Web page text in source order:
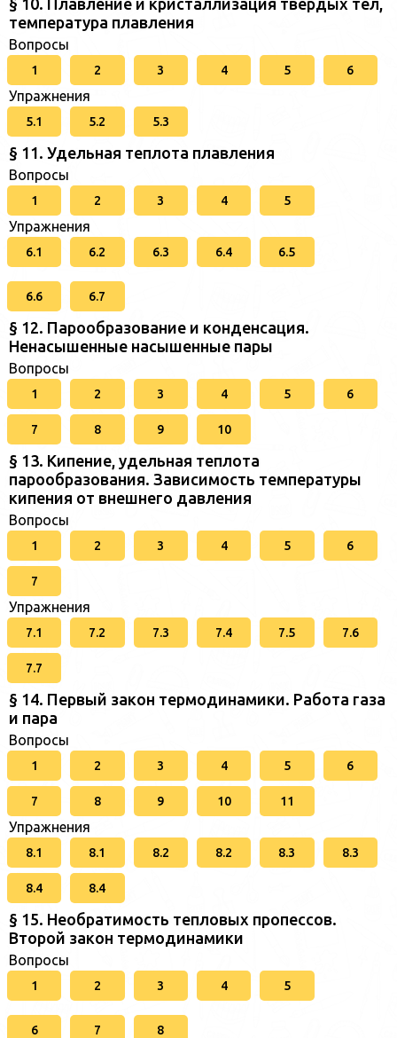
§ 10. Плавление и кристаллизация твердых тел,
температура плавления
Вопросы
1 2 3 4 5 6
Упражнения
5.1 5.2 5.3
§ 11. Удельная теплота плавления
Вопросы
1 2 3 4 5
Упражнения
6.1 6.2 6.3 6.4 6.5
6.6 6.7
§ 12. Парообразование и конденсация.
Ненасышенные насышенные пары
Вопросы
1 2 3 4 5 6
7 8 9 10
§ 13. Кипение, удельная теплота
парообразования. Зависимость температуры
кипения от внешнего давления
Вопросы
1 2 3 4 5 6
7
Упражнения
7.1 7.2 7.3 7.4 7.5 7.6
7.7
§ 14. Первый закон термодинамики. Работа газа
и пара
Вопросы
1 2 3 4 5 6
7 8 9 10 11
Упражнения
8.1 8.1 8.2 8.2 8.3 8.3
8.4 8.4
§ 15. Необратимость тепловых пропессов.
Второй закон термодинамики
Вопросы
1 2 3 4 5
6 7 8